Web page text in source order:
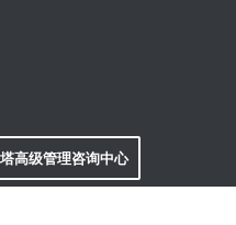
高级管理咨询中心